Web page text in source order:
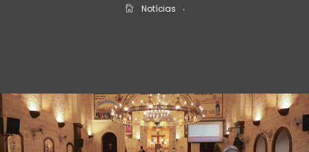
Notícias ‧